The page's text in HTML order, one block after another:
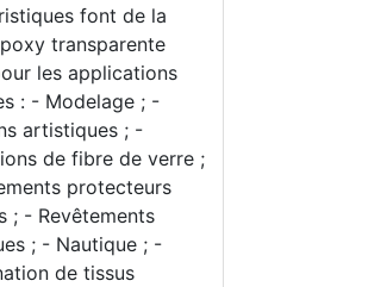
font de la
transparente
les applications
: - Modelage ; -
artistiques ; -
de fibre de verre ;
protecteurs
; - Revêtements
; - Nautique ; -
de tissus